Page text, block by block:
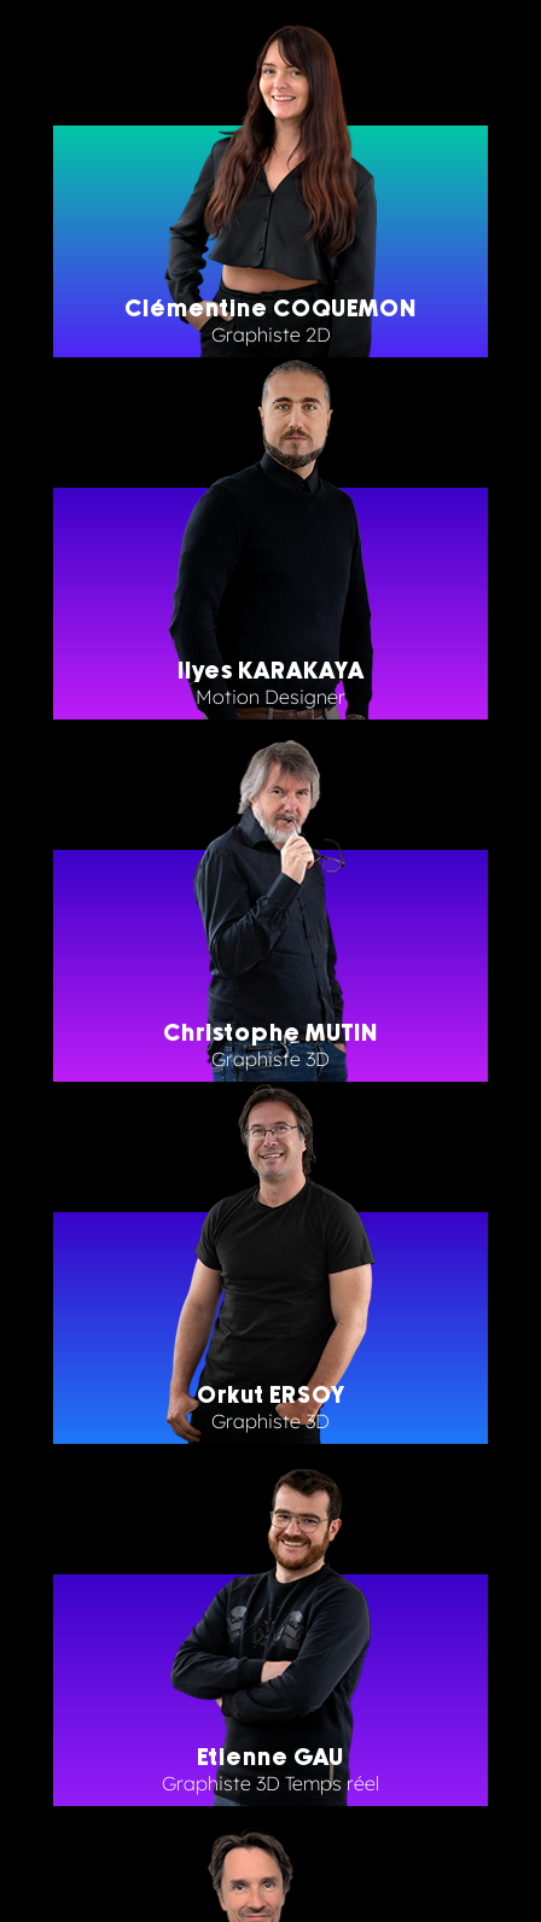
Clémentine COQUEMON
Graphiste 2D
Ilyes KARAKAYA
Motion Designer
Christophe MUTIN
Graphiste 3D
Orkut ERSOY
Graphiste 3D
Etienne GAU
Graphiste 3D Temps réel